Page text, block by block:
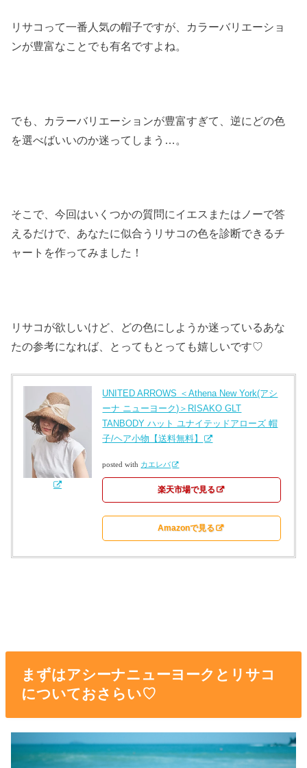
リサコって一番人気の帽子ですが、カラーバリエーショ
ンが豊富なことでも有名ですよね。
でも、カラーバリエーションが豊富すぎて、逆にどの色
を選べばいいのか迷ってしまう…。
そこで、今回はいくつかの質問にイエスまたはノーで答
えるだけで、あなたに似合うリサコの色を診断できるチ
ャートを作ってみました！
リサコが欲しいけど、どの色にしようか迷っているあな
たの参考になれば、とってもとっても嬉しいです♡
UNITED ARROWS ＜Athena New York(アシ
ーナ ニューヨーク)＞RISAKO GLT
TANBODY ハット ユナイテッドアローズ 帽
子/ヘア小物【送料無料】
posted with カエレバ
楽天市場で見る
Amazonで見る
まずはアシーナニューヨークとリサコ
についておさらい♡